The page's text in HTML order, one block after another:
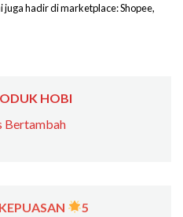
hadir di marketplace: Shopee,
HOBI
Bertambah
5